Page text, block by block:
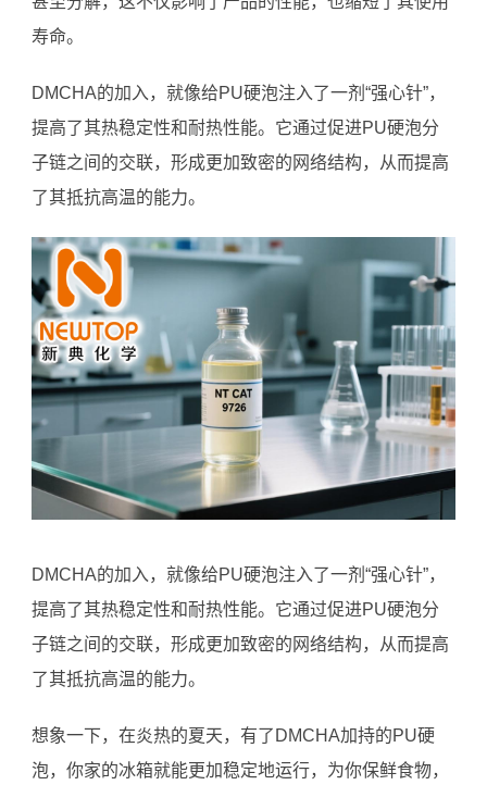
寿命。
DMCHA的加入，就像给PU硬泡注入了一剂“强心针”，
提高了其热稳定性和耐热性能。它通过促进PU硬泡分
子链之间的交联，形成更加致密的网络结构，从而提高
了其抵抗高温的能力。
DMCHA的加入，就像给PU硬泡注入了一剂“强心针”，
提高了其热稳定性和耐热性能。它通过促进PU硬泡分
子链之间的交联，形成更加致密的网络结构，从而提高
了其抵抗高温的能力。
想象一下，在炎热的夏天，有了DMCHA加持的PU硬
泡，你家的冰箱就能更加稳定地运行，为你保鲜食物，